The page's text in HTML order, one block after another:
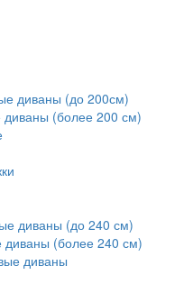
диваны (до 200см)
(более 200 см)
диваны (до 240 см)
диваны (более 240 см)
диваны